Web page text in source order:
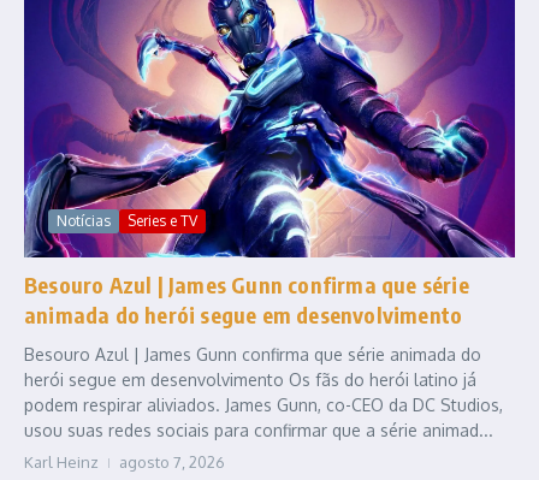
Notícias Series e TV
Besouro Azul | James Gunn confirma que série
animada do herói segue em desenvolvimento
Besouro Azul | James Gunn confirma que série animada do
herói segue em desenvolvimento Os fãs do herói latino já
podem respirar aliviados. James Gunn, co-CEO da DC Studios,
usou suas redes sociais para confirmar que a série animad...
Karl Heinz agosto 7, 2026